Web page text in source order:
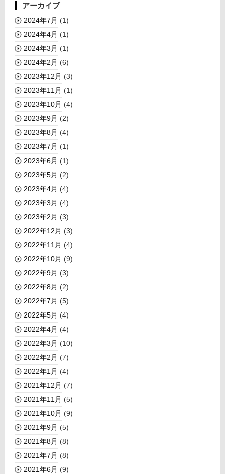
アーカイブ
2024年7月 (1)
2024年4月 (1)
2024年3月 (1)
2024年2月 (6)
2023年12月 (3)
2023年11月 (1)
2023年10月 (4)
2023年9月 (2)
2023年8月 (4)
2023年7月 (1)
2023年6月 (1)
2023年5月 (2)
2023年4月 (4)
2023年3月 (4)
2023年2月 (3)
2022年12月 (3)
2022年11月 (4)
2022年10月 (9)
2022年9月 (3)
2022年8月 (2)
2022年7月 (5)
2022年5月 (4)
2022年4月 (4)
2022年3月 (10)
2022年2月 (7)
2022年1月 (4)
2021年12月 (7)
2021年11月 (5)
2021年10月 (9)
2021年9月 (5)
2021年8月 (8)
2021年7月 (8)
2021年6月 (9)